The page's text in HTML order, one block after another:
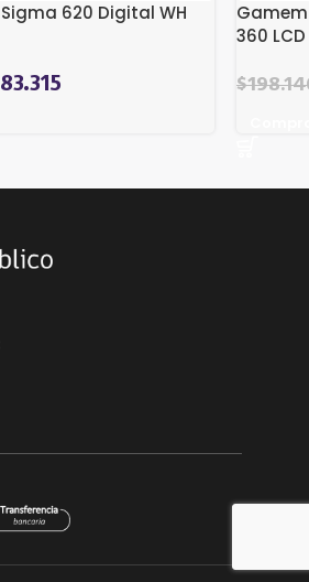
620 Digital WH
83.315
360 LCD
$